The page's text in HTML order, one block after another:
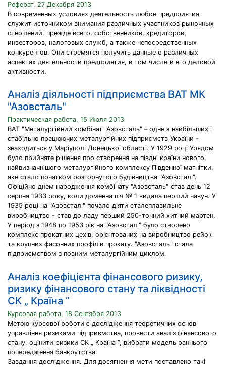
Реферат, 27 Декабря 2013
В современных условиях деятельность любое предприятия
служит источником внимания различных участников рыночных
отношений, прежде всего, собственников, кредиторов,
инвесторов, налоговых служб, а также непосредственных
конкурентов. Они стремятся получить данные о различных
аспектах деятельности предприятия, в том числе и его деловой
активности.
Аналіз діяльності підприємства ВАТ МК
"Азовсталь"
Практическая работа, 15 Июля 2013
ВАТ "Металургiйний комбiнат "Азовсталь" – одне з найбiльших i
стабiльно працюючих металургiйних пiдприємств України -
знаходиться у Марiуполi Донецької областi. У 1929 роцi Урядом
було прийняте рiшення про створення на пiвднi країни нового,
найвизначнiшого металургiйного комплексу Пiвденної магнiтки,
яке стало початком розгорнутого будiвництва "Азовсталi".
Офiцiйно днем народження комбiнату "Азовсталь" став день 12
серпня 1933 року, коли доменна пiч № 1 видала перший чавун. У
1935 роцi на "Азовсталi" почало дiяти сталеплавильне
виробництво - став до ладу перший 250-тонний хитний мартен.
У період з 1948 по 1953 рiк на "Азовсталi" було створено
комплекс прокатних цехiв, орiєнтованих на виробництво рейок
та крупних фасонних профiлiв прокату. "Азовсталь" стала
пiдприємством з повним металургiйним циклом.
Аналіз коефіцієнта фінансового ризику,
ризику фінансового стану та ліквідності
СК „ Країна ”
Курсовая работа, 18 Сентября 2013
Метою курсової роботи є дослідження теоретичних основ
управління ризиками підприємства, провести аналіз фінансового
стану, оцінити ризики СК „ Країна ”, вибрати модель раннього
попередження банкрутства.
Завдання дослідження. Для досягнення мети поставлено такі